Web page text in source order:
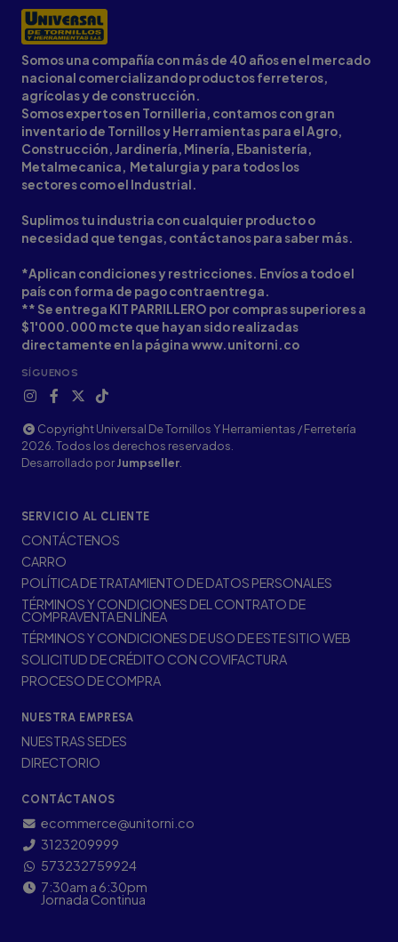
Somos una compañía con más de 40 años en el mercado
nacional comercializando productos ferreteros,
agrícolas y de construcción.
Somos expertos en Tornilleria, contamos con gran
inventario de Tornillos y Herramientas para el Agro,
Construcción, Jardinería, Minería, Ebanistería,
Metalmecanica, Metalurgia y para todos los
sectores como el Industrial.
Suplimos tu industria con cualquier producto o
necesidad que tengas, contáctanos para saber más.
*Aplican condiciones y restricciones. Envíos a todo el
país con forma de pago contraentrega.
** Se entrega KIT PARRILLERO por compras superiores a
$1'000.000 mcte que hayan sido realizadas
directamente en la página www.unitorni.co
SÍGUENOS
Copyright Universal De Tornillos Y Herramientas / Ferretería
2026. Todos los derechos reservados.
Desarrollado porJumpseller
SERVICIO AL CLIENTE
CONTÁCTENOS
CARRO
POLÍTICA DE TRATAMIENTO DE DATOS PERSONALES
TÉRMINOS Y CONDICIONES DEL CONTRATO DE
COMPRAVENTA EN LÍNEA
TÉRMINOS Y CONDICIONES DE USO DE ESTE SITIO WEB
SOLICITUD DE CRÉDITO CON COVIFACTURA
PROCESO DE COMPRA
NUESTRA EMPRESA
NUESTRAS SEDES
DIRECTORIO
CONTÁCTANOS
ecommerce@unitorni.co
3123209999
573232759924
7:30am a 6:30pm
Jornada Continua